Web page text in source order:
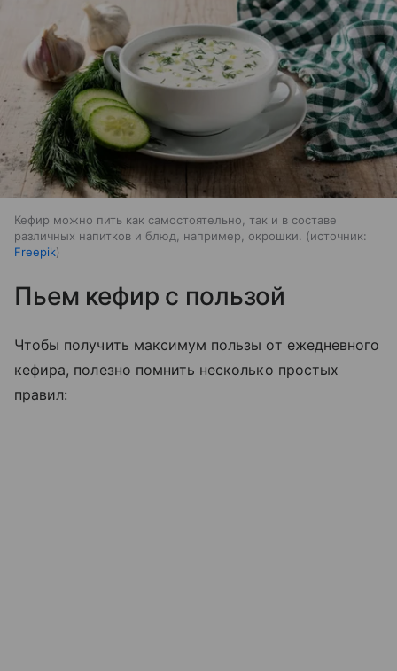
Кефир можно пить как самостоятельно, так и в составе
различных напитков и блюд, например, окрошки.
источник:
Freepik
Пьем кефир с пользой
Чтобы получить максимум пользы от ежедневного
кефира, полезно помнить несколько простых
правил: